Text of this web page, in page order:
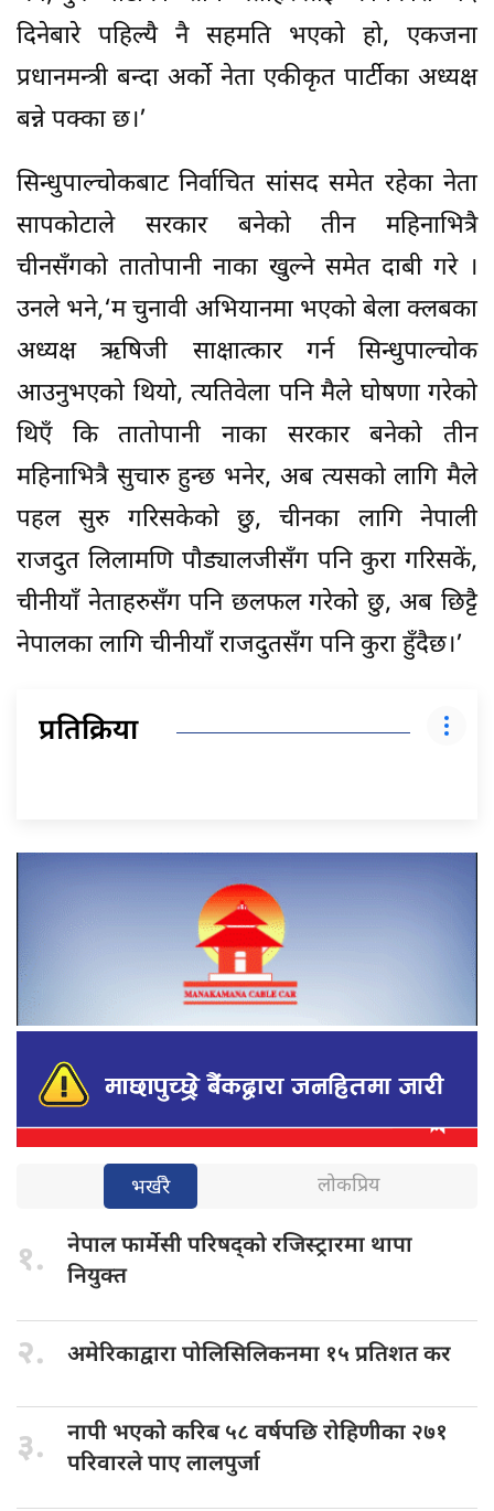
दिनेबारे पहिल्यै नै सहमति भएको हो, एकजना
प्रधानमन्त्री बन्दा अर्को नेता एकीकृत पार्टीका अध्यक्ष
बन्ने पक्का छ।’
सिन्धुपाल्चोकबाट निर्वाचित सांसद समेत रहेका नेता
सापकोटाले सरकार बनेको तीन महिनाभित्रै
चीनसँगको तातोपानी नाका खुल्ने समेत दाबी गरे ।
उनले भने,‘म चुनावी अभियानमा भएको बेला क्लबका
अध्यक्ष ऋषिजी साक्षात्कार गर्न सिन्धुपाल्चोक
आउनुभएको थियो, त्यतिवेला पनि मैले घोषणा गरेको
थिएँ कि तातोपानी नाका सरकार बनेको तीन
महिनाभित्रै सुचारु हुन्छ भनेर, अब त्यसको लागि मैले
पहल सुरु गरिसकेको छु, चीनका लागि नेपाली
राजदुत लिलामणि पौड्यालजीसँग पनि कुरा गरिसकें,
चीनीयाँ नेताहरुसँग पनि छलफल गरेको छु, अब छिट्टै
नेपालका लागि चीनीयाँ राजदुतसँग पनि कुरा हुँदैछ।’
प्रतिक्रिया
भर्खरै लोकप्रिय
१. नेपाल फार्मेसीपरिषद्को रजिस्ट्रारमा थापा
नियुक्त
२. अमेरिकाद्वारा पोलिसिलिकनमा १५ प्रतिशत कर
३. नापी भएकोकरिब ५८ वर्षपछि रोहिणीका २७१
परिवारले पाए लालपुर्जा